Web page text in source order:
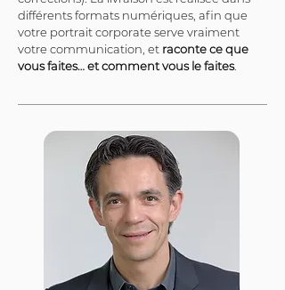
différents formats numériques, afin que
votre portrait corporate serve vraiment
votre communication, et raconte ce que
vous faites… et comment vous le faites.